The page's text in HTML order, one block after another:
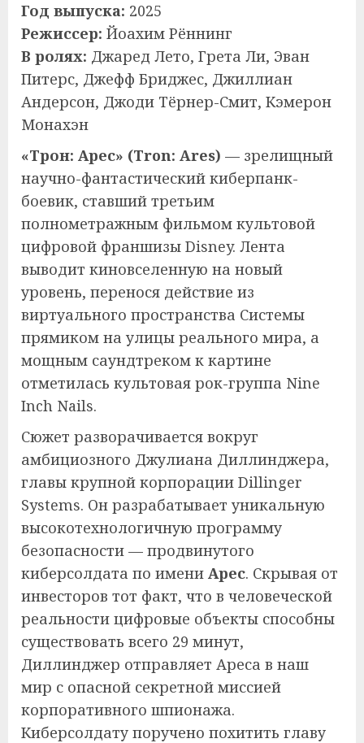
Год выпуска: 2025
Режиссер: Йоахим Рённинг
В ролях: Джаред Лето, Грета Ли, Эван
Питерс, Джефф Бриджес, Джиллиан
Андерсон, Джоди Тёрнер-Смит, Кэмерон
Монахэн
«Трон: Арес» (Tron: Ares) — зрелищный
научно-фантастический киберпанк-
боевик, ставший третьим
полнометражным фильмом культовой
цифровой франшизы Disney. Лента
выводит киновселенную на новый
уровень, перенося действие из
виртуального пространства Системы
прямиком на улицы реального мира, а
мощным саундтреком к картине
отметилась культовая рок-группа Nine
Inch Nails.
Сюжет разворачивается вокруг
амбициозного Джулиана Диллинджера,
главы крупной корпорации Dillinger
Systems. Он разрабатывает уникальную
высокотехнологичную программу
безопасности — продвинутого
киберсолдата по имени Арес. Скрывая от
инвесторов тот факт, что в человеческой
реальности цифровые объекты способны
существовать всего 29 минут,
Диллинджер отправляет Ареса в наш
мир с опасной секретной миссией
корпоративного шпионажа.
Киберсолдату поручено похитить главу